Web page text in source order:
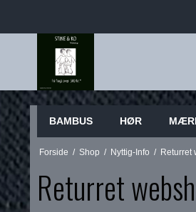
BAMBUS HØR
Forside / Shop / Nyttig-Info / Returret
Returret